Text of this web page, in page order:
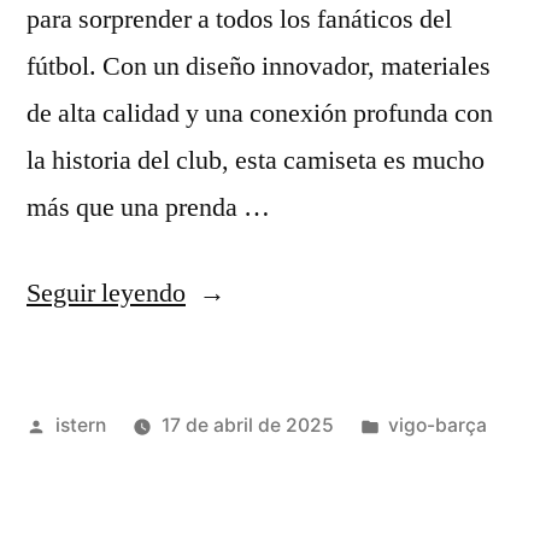
para sorprender a todos los fanáticos del
fútbol. Con un diseño innovador, materiales
de alta calidad y una conexión profunda con
la historia del club, esta camiseta es mucho
más que una prenda …
Seguir leyendo«nueva
barcelona
Publicado
istern 17 de abril de 2025
Publicado
vigo-barça